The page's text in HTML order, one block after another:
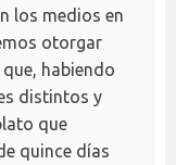
los medios en
otorgar
habiendo
distintos y
que
quince días